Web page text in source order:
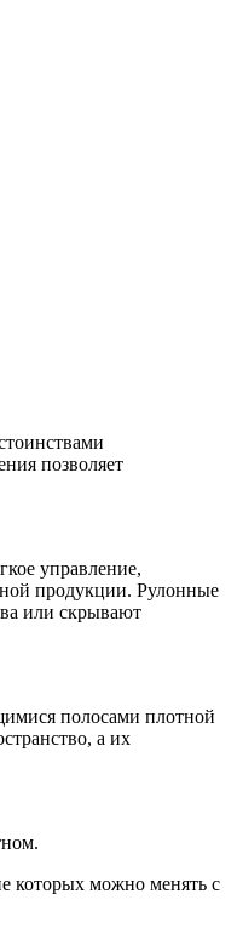
позволяет
управление,
продукции. Рулонные
или скрывают
полосами плотной
а их
которых можно менять с